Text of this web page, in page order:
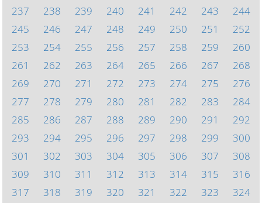
237
238 239 240 241 242 243
244
245
246 247 248 249 250 251
252
253
254 255 256 257 258 259
260
261
262 263 264 265 266 267
268
269
270 271 272 273 274 275
276
277
278 279 280 281 282 283
284
285
286 287 288 289 290 291
292
293
294 295 296 297 298 299
300
301
302 303 304 305 306 307
308
309
310 311 312 313 314 315
316
317
318 319 320 321 322 323
324